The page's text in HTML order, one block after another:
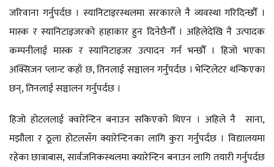
जरिवाना गर्नुपर्दछ । स्यानिटाइरस्थलमा सरकारले नै व्यवस्था गरिदिन्छौँ ।
मास्क र स्यानिटाइजरको हाहाकार हुन दिनेछैनौँ । अहिलेदेखि नै उत्पादक
कम्पनीलाई मास्क र स्यानिटाइजर उत्पादन गर्न भन्छौँ । हिजो भएका
अक्सिजन प्लान्ट कहाँ छ, तिनलाई सञ्चालन गर्नुपर्दछ । भेन्टिलेटर थन्किएका
छन्, तिनलाई सञ्चालन गर्नुपर्दछ ।
हिजो होटललाई क्वारेन्टिन बनाउन सकिएको थिएन । अहिले नै साना,
मझौला र ठूला होटलसँग क्यारेन्टिनका लागि कुरा गर्नुपर्दछ । विद्यालयमा
रहेका छात्राबास, सार्वजनिकस्थलमा क्यारेन्टिन बनाउन लागि तयारी गर्नुपर्दछ